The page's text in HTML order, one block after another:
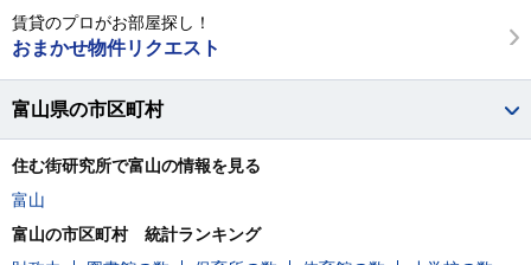
賃貸のプロがお部屋探し！
おまかせ物件リクエスト
富山県の市区町村
住む街研究所で富山の情報を見る
富山
富山の市区町村 統計ランキング